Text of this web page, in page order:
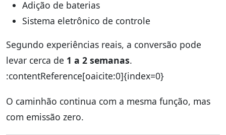
Adição de baterias
Sistema eletrônico de controle
Segundo experiências reais, a conversão pode
levar cerca de 1 a 2 semanas.
:contentReference[oaicite:0]{index=0}
O caminhão continua com a mesma função, mas
com emissão zero.